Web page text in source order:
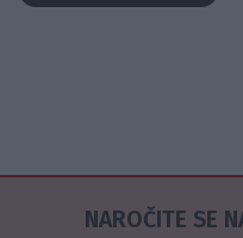
NAROČITE SE